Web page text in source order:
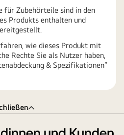
für Zubehörteile sind in den
Produkts enthalten und
wie dieses Produkt mit
Rechte Sie als Nutzer haben,
& Spezifikationen“